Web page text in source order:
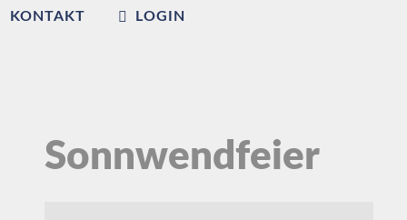
KONTAKT
LOGIN
Sonnwendfeier